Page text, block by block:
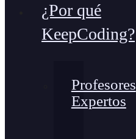
¿Por qué
KeepCoding?
Profesores
Expertos